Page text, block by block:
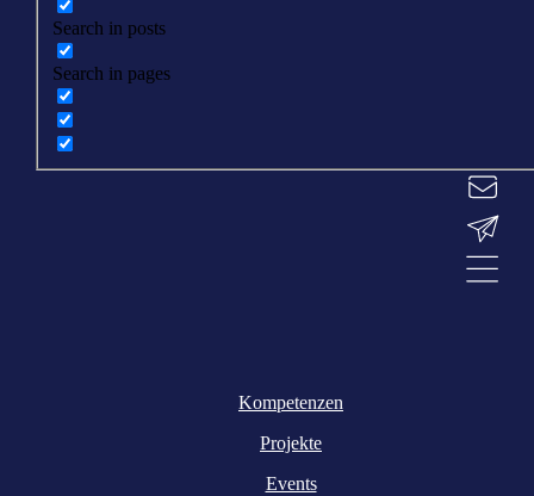
Search in posts
Search in pages
Kompetenzen
Projekte
Events